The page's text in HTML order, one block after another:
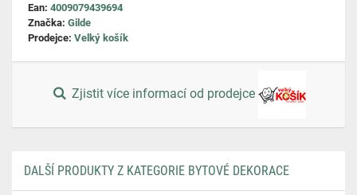
Ean: 4009079439694
Značka: Gilde
Prodejce: Velký košík
Zjistit více informací od prodejce
DALŠÍ PRODUKTY Z KATEGORIE BYTOVÉ DEKORACE